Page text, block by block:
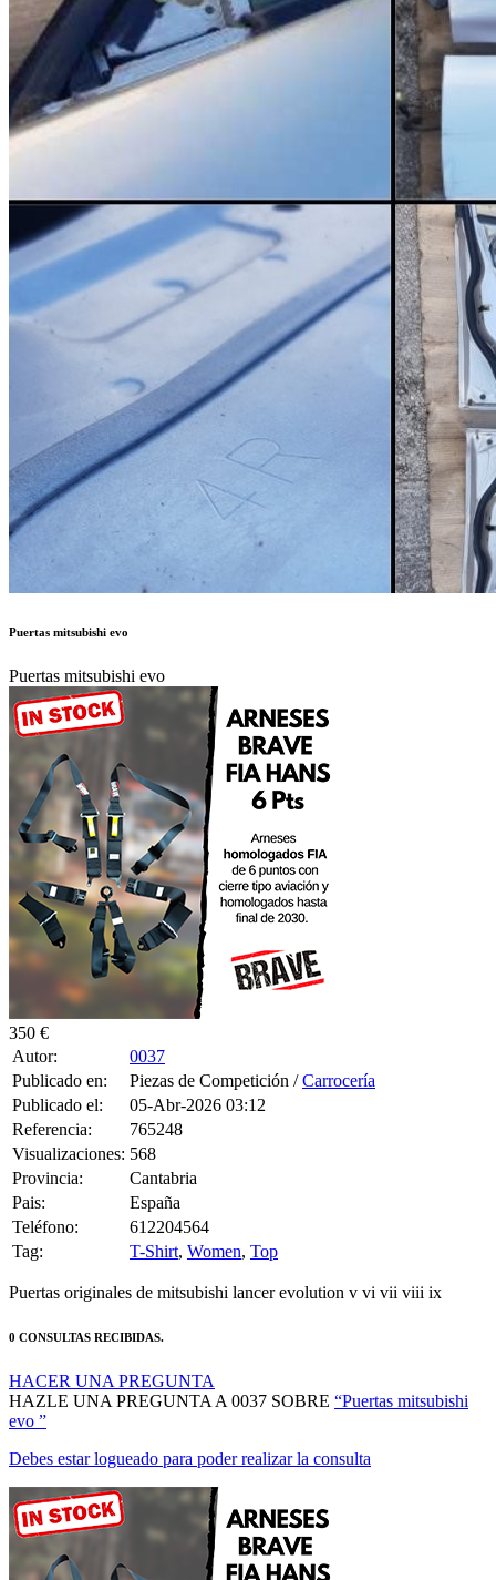
350 €
Autor:
Publicado en:
Piezas de Competición /
Publicado el:
05-Abr-2026 03:12
Referencia:
765248
Visualizaciones:
568
Provincia:
Cantabria
Pais:
España
Teléfono:
612204564
Tag:
T-Shirt,Women
Puertas originales de mitsubishi lancer evolution v vi vii viii ix
HAZLE UNA PREGUNTA A 0037 SOBRE
evo ”
Debes estar logueado para poder realizar la consulta